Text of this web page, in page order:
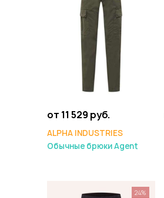
от 11 529 руб.
ALPHA INDUSTRIES
Обычные брюки Agent
24%